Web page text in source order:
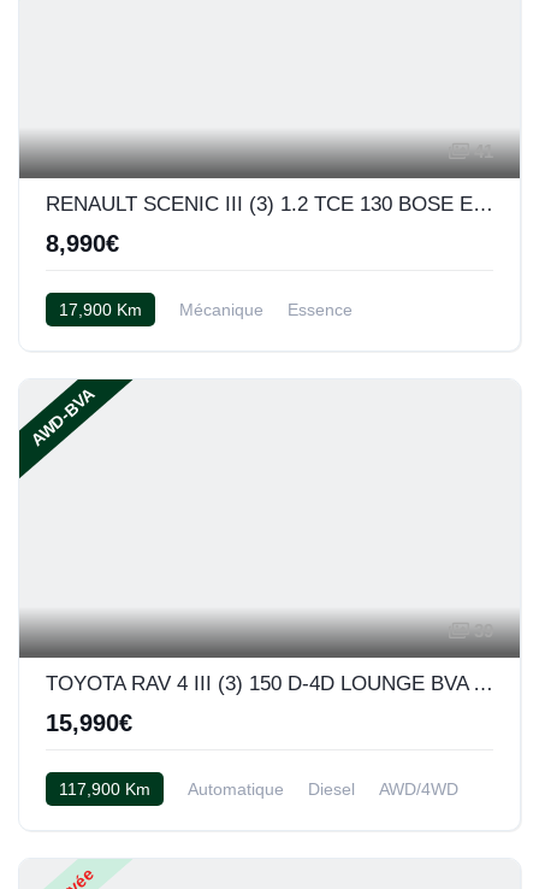
41
RENAULT SCENIC III (3) 1.2 TCE 130 BOSE EDITION
8,990€
17,900 Km Mécanique
Essence
AWD-BVA
39
TOYOTA RAV 4 III (3) 150 D-4D LOUNGE BVA AWD
15,990€
117,900 Km Automatique Diesel
AWD/4WD